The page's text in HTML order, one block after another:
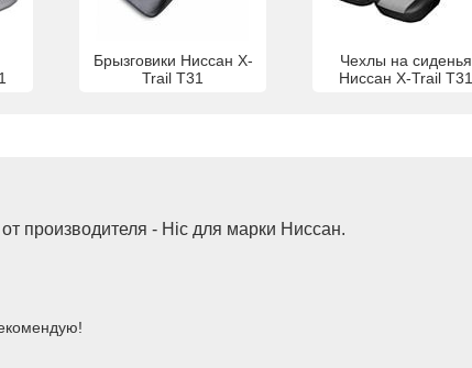
Брызговики Ниссан X-
Trail T31
Чехлы на сиденья
Ниссан X-Trail T31
производителя - Hic для марки Ниссан.